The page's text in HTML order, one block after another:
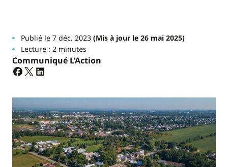
Publié le 7 déc. 2023(Mis à jour le 26 mai 2025)
Lecture : 2 minutes
Communiqué L’Action